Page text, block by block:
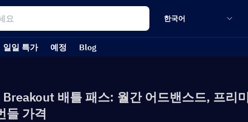
한국어
일일 특가 예정 Blog
배틀 패스: 월간 어드밴스드, 프리
들 가격